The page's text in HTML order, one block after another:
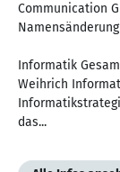
Communication
Informatik
Weihrich
das...